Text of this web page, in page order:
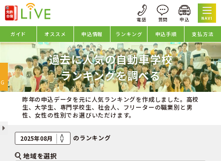
NAVI
ガイド オススメ 申込情報 ランキング 申込手順 支払方法
過去に人気の自動車学校
ランキングを調べる
昨年の申込データを元に人気ランキングを作成しました。高校
生、大学生、専門学校生、社会人、フリーターの職業別と男
性、女性の性別でお選びいただけます。
のランキング
地域を選択